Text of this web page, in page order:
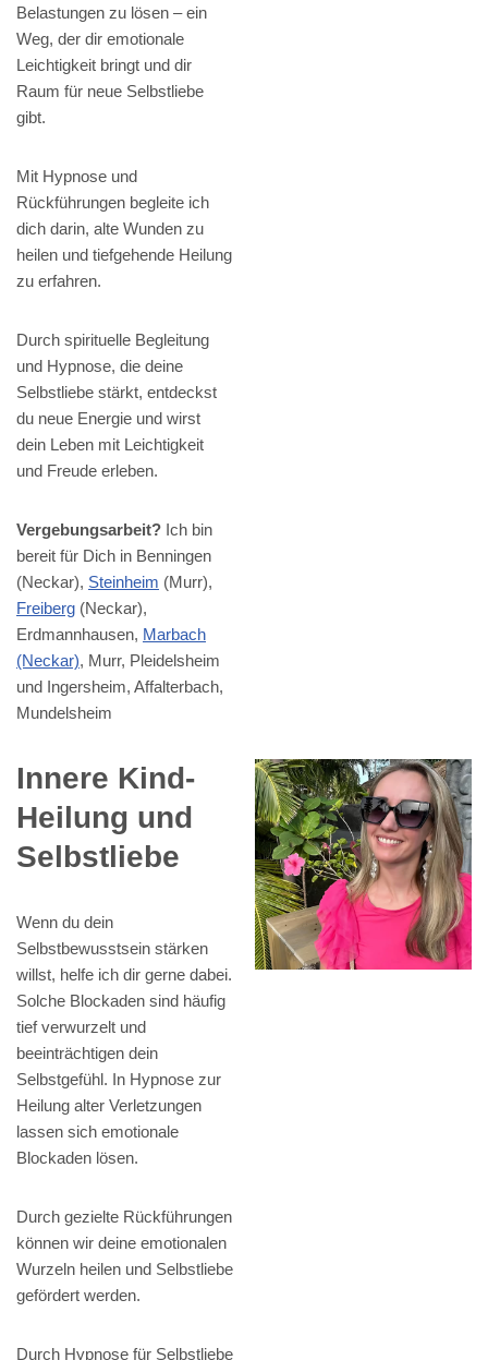
Belastungen zu lösen – ein
Weg, der dir emotionale
Leichtigkeit bringt und dir
Raum für neue Selbstliebe
gibt.
Mit Hypnose und
Rückführungen begleite ich
dich darin, alte Wunden zu
heilen und tiefgehende Heilung
zu erfahren.
Durch spirituelle Begleitung
und Hypnose, die deine
Selbstliebe stärkt, entdeckst
du neue Energie und wirst
dein Leben mit Leichtigkeit
und Freude erleben.
Vergebungsarbeit? Ich bin
bereit für Dich in Benningen
(Neckar), Steinheim (Murr),
Freiberg (Neckar),
Erdmannhausen, Marbach
(Neckar), Murr, Pleidelsheim
und Ingersheim, Affalterbach,
Mundelsheim
Innere Kind-
Heilung und
Selbstliebe
Wenn du dein
Selbstbewusstsein stärken
willst, helfe ich dir gerne dabei.
Solche Blockaden sind häufig
tief verwurzelt und
beeinträchtigen dein
Selbstgefühl. In Hypnose zur
Heilung alter Verletzungen
lassen sich emotionale
Blockaden lösen.
Durch gezielte Rückführungen
können wir deine emotionalen
Wurzeln heilen und Selbstliebe
gefördert werden.
Durch Hypnose für Selbstliebe